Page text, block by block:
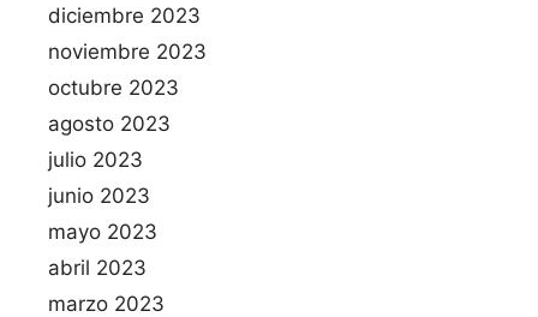
diciembre 2023
noviembre 2023
octubre 2023
agosto 2023
julio 2023
junio 2023
mayo 2023
abril 2023
marzo 2023